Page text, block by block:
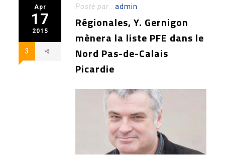
Apr
17
2015
3
Posté par :admin
Régionales, Y. Gernigon
mènera la liste PFE dans le
Nord Pas-de-Calais
Picardie